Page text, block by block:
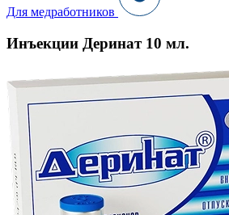
Для медработников
Инъекции Деринат 10 мл.